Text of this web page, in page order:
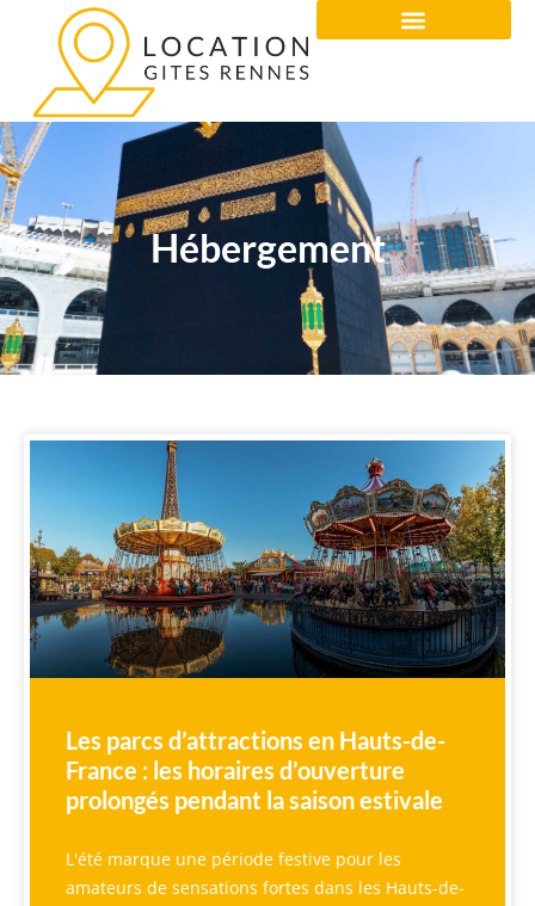
Hébergement
Les parcs d’attractions en Hauts-de-
France : les horaires d’ouverture
prolongés pendant la saison estivale
L'été marque une période festive pour les
amateurs de sensations fortes dans les Hauts-de-